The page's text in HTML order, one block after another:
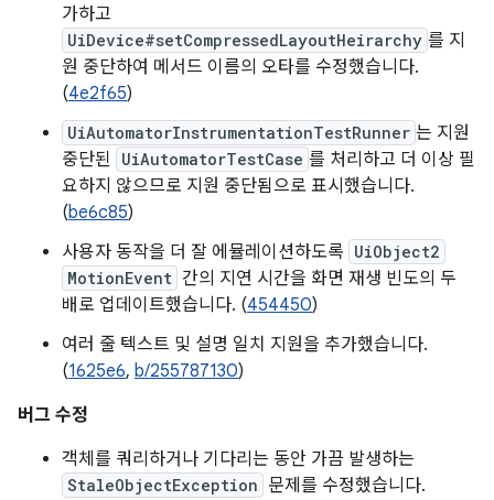
가하고
UiDevice#setCompressedLayoutHeirarchy 를 지
원 중단하여 메서드 이름의 오타를 수정했습니다.
(4e2f65)
UiAutomatorInstrumentationTestRunner 는 지원
중단된 UiAutomatorTestCase 를 처리하고 더 이상 필
요하지 않으므로 지원 중단됨으로 표시했습니다.
(be6c85)
사용자 동작을 더 잘 에뮬레이션하도록 UiObject2
MotionEvent 간의 지연 시간을 화면 재생 빈도의 두
배로 업데이트했습니다. (454450)
여러 줄 텍스트 및 설명 일치 지원을 추가했습니다.
(1625e6, b/255787130)
버그 수정
객체를 쿼리하거나 기다리는 동안 가끔 발생하는
StaleObjectException 문제를 수정했습니다.